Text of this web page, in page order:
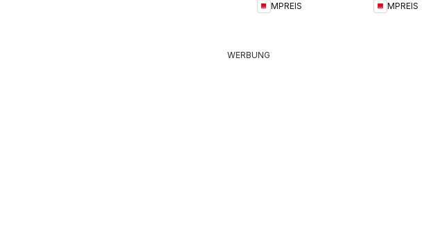
MPREIS
MPREIS
WERBUNG